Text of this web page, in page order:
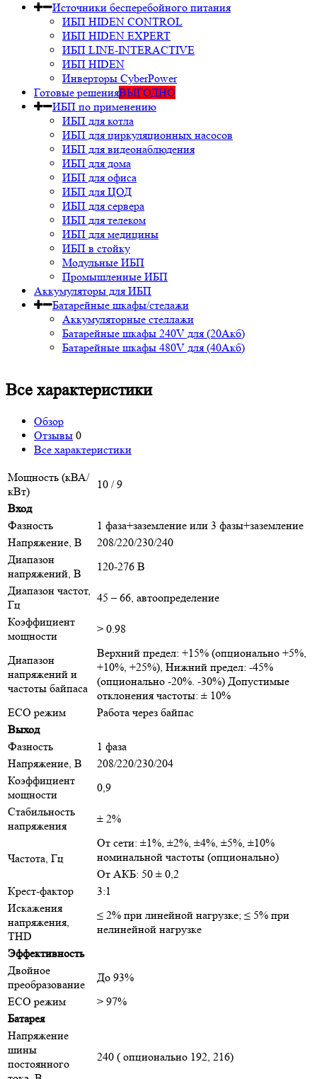
Источники бесперебойного питания
ИБП HIDEN CONTROL
ИБП HIDEN EXPERT
ИБП LINE-INTERACTIVE
ИБП HIDEN
Инверторы CyberPower
Готовые решенияВЫГОДНО
ИБП по применению
ИБП для котла
ИБП для циркуляционных насосов
ИБП для видеонаблюдения
ИБП для дома
ИБП для офиса
ИБП для ЦОД
ИБП для сервера
ИБП для телеком
ИБП для медицины
ИБП в стойку
Модульные ИБП
Промышленные ИБП
Аккумуляторы для ИБП
Батарейные шкафы/стелажи
Аккумуляторные стеллажи
Батарейные шкафы 240V для (20Акб)
Батарейные шкафы 480V для (40Акб)
Все характеристики
Обзор
Отзывы 0
Все характеристики
Мощность (кВА/
кВт)
10 / 9
Вход
Фазность
1 фаза+заземление или 3 фазы+заземление
Напряжение, В
208/220/230/240
Диапазон
напряжений, В
120-276 В
Диапазон частот,
Гц
45 – 66, автоопределение
Коэффициент
мощности
> 0.98
Диапазон
напряжений и
частоты байпаса
Верхний предел: +15% (опционально +5%,
+10%, +25%), Нижний предел: -45%
(опционально -20%. -30%) Допустимые
отклонения частоты: ± 10%
ECO режим
Работа через байпас
Выход
Фазность
1 фаза
Напряжение, В
208/220/230/204
Коэффициент
мощности
0,9
Стабильность
напряжения
± 2%
Частота, Гц
От сети: ±1%, ±2%, ±4%, ±5%, ±10%
номинальной частоты (опционально)
От АКБ: 50 ± 0,2
Крест-фактор
3:1
Искажения
напряжения,
THD
≤ 2% при линейной нагрузке; ≤ 5% при
нелинейной нагрузке
Эффективность
Двойное
преобразование
До 93%
ECO режим
> 97%
Батарея
Напряжение
шины
постоянного
240 ( опционально 192, 216)